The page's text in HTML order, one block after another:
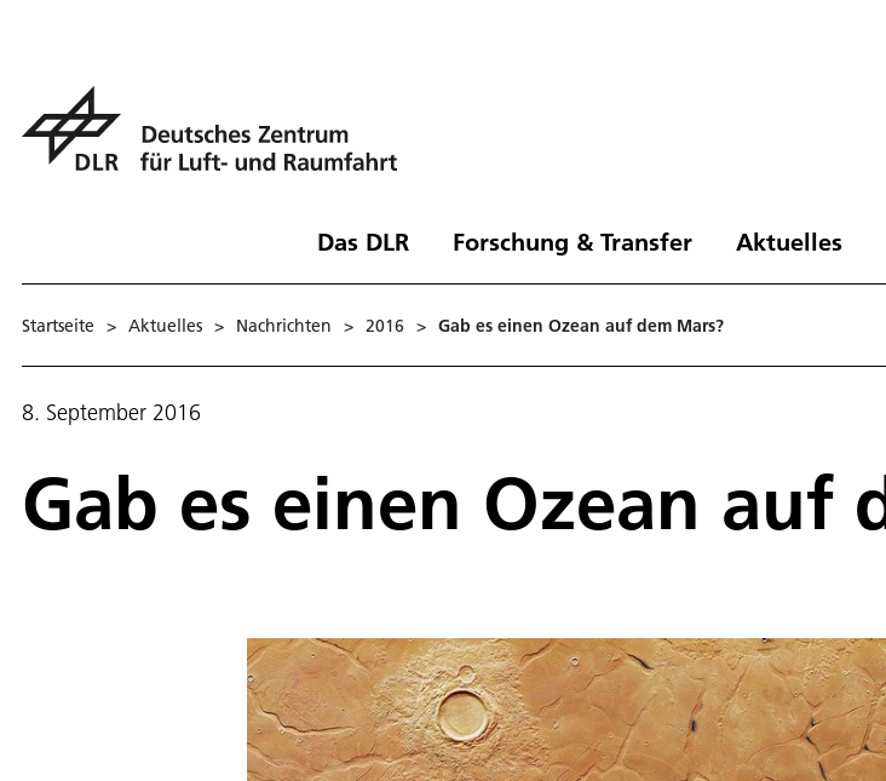
Das DLR Forschung & Transfer Aktuelles
Startseite > Aktuelles > Nachrichten > 2016 > Gab es einen Ozean auf dem Mars?
8. September 2016
Gab es einen Ozean auf